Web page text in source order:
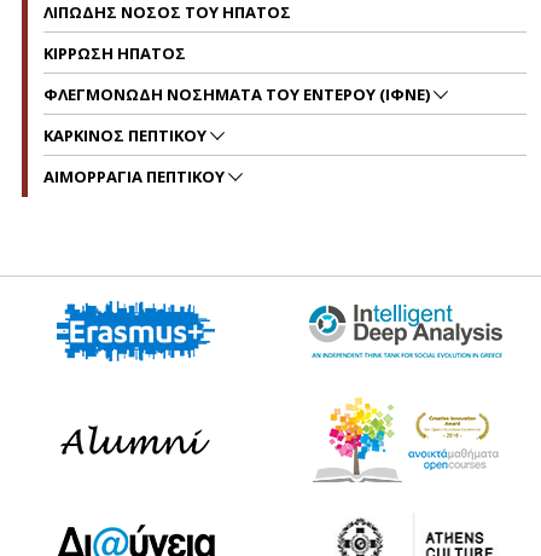
ΛΙΠΩΔΗΣ ΝΟΣΟΣ ΤΟΥ ΗΠΑΤΟΣ
ΚΙΡΡΩΣΗ ΗΠΑΤΟΣ
ΦΛΕΓΜΟΝΩΔΗ ΝΟΣΗΜΑΤΑ ΤΟΥ ΕΝΤΕΡΟΥ (ΙΦΝΕ)
ΚΑΡΚΙΝΟΣ ΠΕΠΤΙΚΟΥ
ΑΙΜΟΡΡΑΓΙΑ ΠΕΠΤΙΚΟΥ